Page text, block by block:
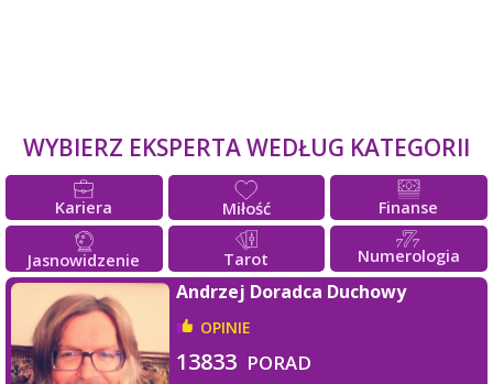
WYBIERZ EKSPERTA WEDŁUG KATEGORII
Kariera Miłość Finanse
Jasnowidzenie Tarot Numerologia
Andrzej Doradca Duchowy
OPINIE
13833 PORAD